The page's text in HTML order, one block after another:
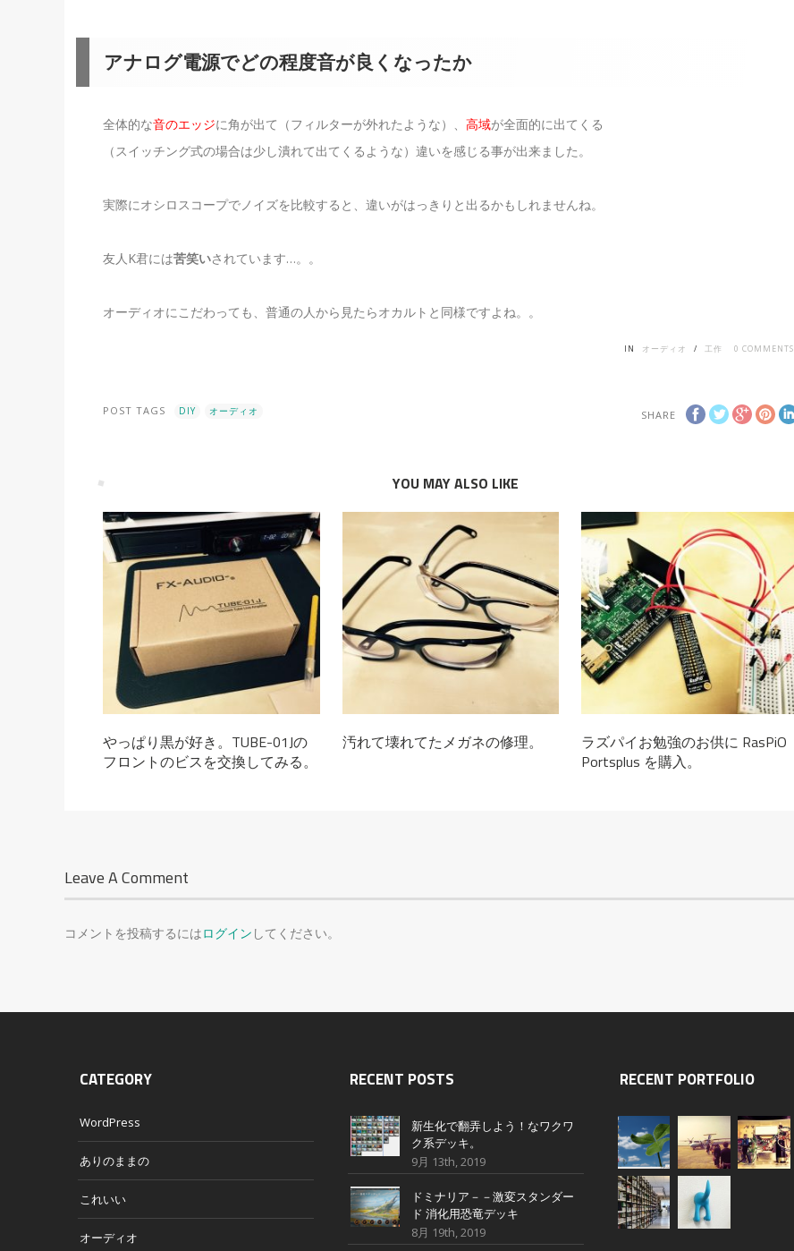
アナログ電源でどの程度音が良くなったか
全体的な音のエッジに角が出て（フィルターが外れたような）、高域が全面的に出てくる
（スイッチング式の場合は少し潰れて出てくるような）違いを感じる事が出来ました。
実際にオシロスコープでノイズを比較すると、違いがはっきりと出るかもしれませんね。
友人K君には苦笑いされています…。。
オーディオにこだわっても、普通の人から見たらオカルトと同様ですよね。。
IN オーディオ / 工作 0 COMMENTS
SHARE
POST TAGS DIY オーディオ
YOU MAY ALSO LIKE
やっぱり黒が好き。TUBE-01Jの
フロントのビスを交換してみる。
汚れて壊れてたメガネの修理。
ラズパイお勉強のお供に RasPiO
Portsplus を購入。
Leave A Comment
コメントを投稿するにはログイン してください。
CATEGORY
WordPress
ありのままの
これいい
オーディオ
RECENT POSTS
新生化で翻弄しよう！なワクワ
ク系デッキ。
9月 13th, 2019
ドミナリア－－激変スタンダー
ド 消化用恐竜デッキ
8月 19th, 2019
RECENT PORTFOLIO